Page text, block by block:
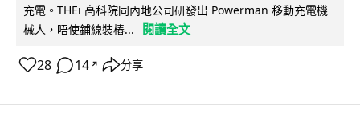
充電。THEi 高科院同內地公司研發出 Powerman 移動充電機
械人，唔使鋪線裝樁...
閱讀全文
28 14 ↗ 分享